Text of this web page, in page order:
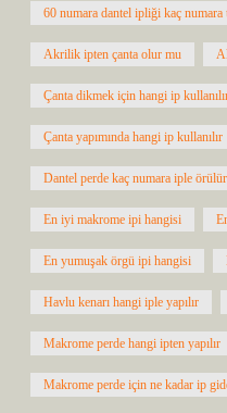
60 numara dantel ipliği kaç numara
Akrilik ipten çanta olur mu
Çanta dikmek için hangi ip
Çanta yapımında hangi ip kullanılır
Dantel perde kaç numara iple örülür
En iyi makrome ipi hangisi
En yumuşak örgü ipi hangisi
Havlu kenarı hangi iple yapılır
Makrome perde hangi ipten yapılır
Makrome perde için ne kadar ip